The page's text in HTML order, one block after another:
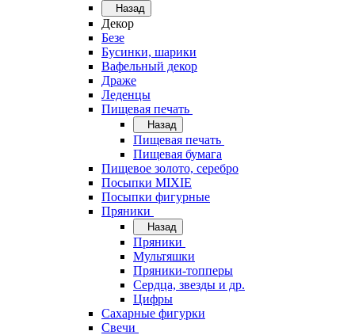
Назад
Декор
Безе
Бусинки, шарики
Вафельный декор
Драже
Леденцы
Пищевая печать
Назад
Пищевая печать
Пищевая бумага
Пищевое золото, серебро
Посыпки MIXIE
Посыпки фигурные
Пряники
Назад
Пряники
Мультяшки
Пряники-топперы
Сердца, звезды и др.
Цифры
Сахарные фигурки
Свечи